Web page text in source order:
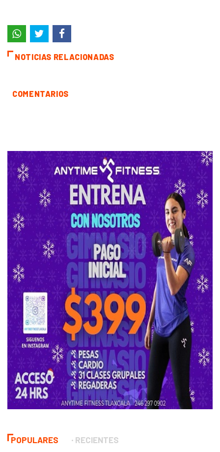
NOTICIAS RELACIONADAS
COMENTARIOS
POPULARES RECIENTES